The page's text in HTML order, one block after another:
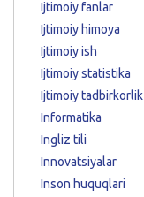
Ijtimoiy fanlar
Ijtimoiy himoya
Ijtimoiy ish
Ijtimoiy statistika
Ijtimoiy tadbirkorlik
Informatika
Ingliz tili
Innovatsiyalar
Inson huquqlari